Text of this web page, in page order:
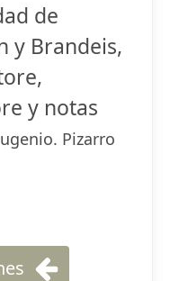
de
y Brandeis,
y notas
Pizarro